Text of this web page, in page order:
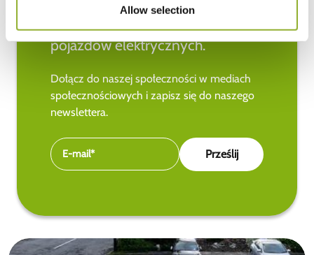
Allow selection
Bądź na bieżąco z najnowszymi
wiadomościami na temat
pojazdów elektrycznych.
Dołącz do naszej społeczności w mediach
społecznościowych i zapisz się do naszego
newslettera.